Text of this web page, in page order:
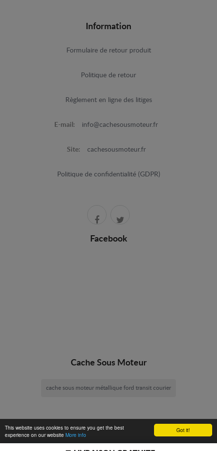
Got it!
This website uses cookies to ensure you get the best
experience on our website More info
Information
Formulaire de retour produit
Politique de retour
Règlement en ligne des litiges
E-mail: info@cachesousmoteur.fr
Site: cachesousmoteur.fr
Politique de confidentialité (GDPR)
Facebook
Cache Sous Moteur
cache sous moteur métallique ford transit courier
Cache Sous Moteur -© 2026